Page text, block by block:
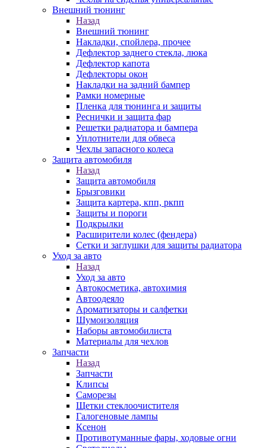
Внешний тюнинг
Назад
Внешний тюнинг
Накладки, спойлера, прочее
Дефлектор заднего стекла, люка
Дефлектор капота
Дефлекторы окон
Накладки на задний бампер
Рамки номерные
Пленка для тюнинга и защиты
Реснички и защита фар
Решетки радиатора и бампера
Уплотнители для обвеса
Чехлы запасного колеса
Защита автомобиля
Назад
Защита автомобиля
Брызговики
Защита картера, кпп, ркпп
Защиты и пороги
Подкрылки
Расширители колес (фендера)
Сетки и заглушки для защиты радиатора
Уход за авто
Назад
Уход за авто
Автокосметика, автохимия
Автоодеяло
Ароматизаторы и салфетки
Шумоизоляция
Наборы автомобилиста
Материалы для чехлов
Запчасти
Назад
Запчасти
Клипсы
Саморезы
Щетки стеклоочистителя
Галогеновые лампы
Ксенон
Противотуманные фары, ходовые огни